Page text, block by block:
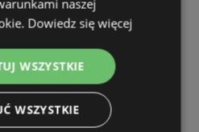
naszej
Dowiedz się więcej
WSZYSTKIE
WSZYSTKIE